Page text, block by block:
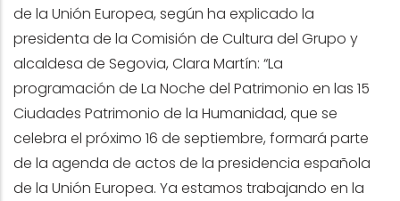
de la Unión Europea, según ha explicado la
presidenta de la Comisión de Cultura del Grupo y
alcaldesa de Segovia, Clara Martín: “La
programación de La Noche del Patrimonio en las 15
Ciudades Patrimonio de la Humanidad, que se
celebra el próximo 16 de septiembre, formará parte
de la agenda de actos de la presidencia española
de la Unión Europea. Ya estamos trabajando en la